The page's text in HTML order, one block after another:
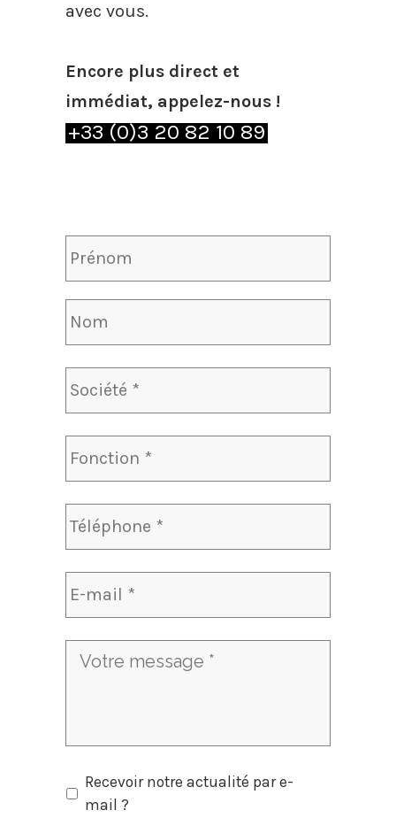
avec vous.
Encore plus direct et
immédiat, appelez-nous !
+33 (0)3 20 82 10 89
Nom *
Recevoir
notre
Recevoir notre actualité par e-
mail ?